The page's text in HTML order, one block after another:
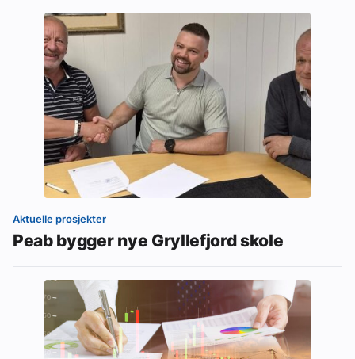
Aktuelle prosjekter
Peab bygger nye Gryllefjord skole